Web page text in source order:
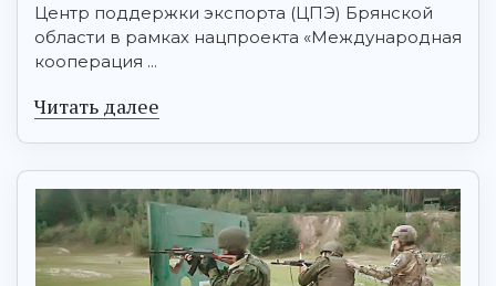
Центр поддержки экспорта (ЦПЭ) Брянской
области в рамках нацпроекта «Международная
кооперация ...
Читать далее